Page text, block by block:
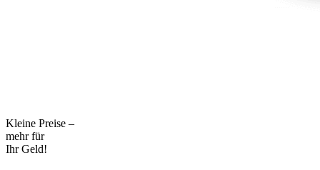
Kleine Preise –
mehr für
Ihr Geld!